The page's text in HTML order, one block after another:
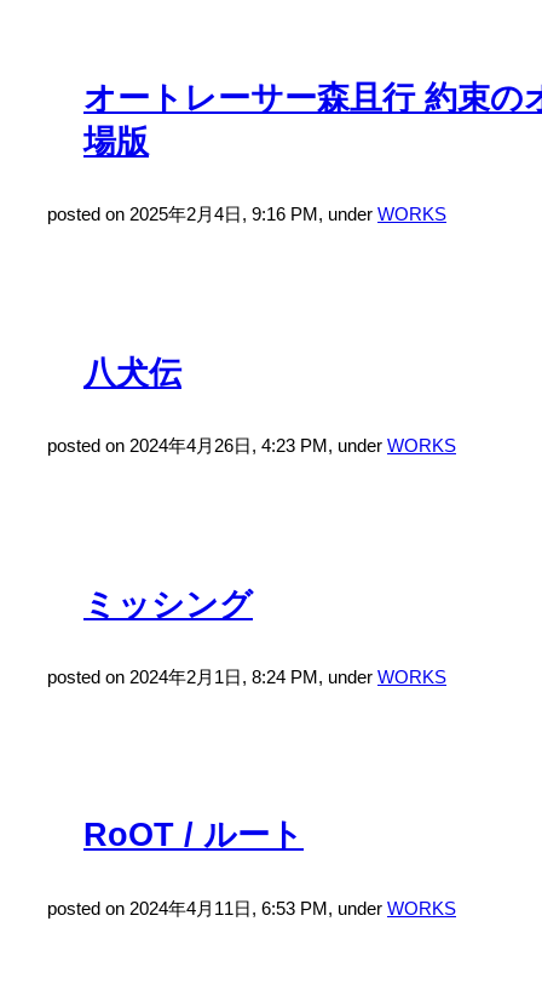
オートレーサー森且行 約束の
場版
posted on 2025年2月4日, 9:16 PM, under WORKS
八犬伝
posted on 2024年4月26日, 4:23 PM, under WORKS
ミッシング
posted on 2024年2月1日, 8:24 PM, under WORKS
RoOT / ルート
posted on 2024年4月11日, 6:53 PM, under WORKS